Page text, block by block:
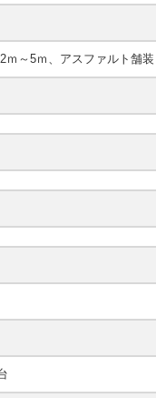
～5ｍ、アスファルト舗装